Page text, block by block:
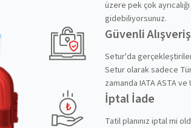
üzere pek çok
gidebiliyorsunuz.
Güvenli Alışveriş
Setur'da
Setur olarak sadece
zamanda IATA ASTA
İptal İade
Tatil planınız iptal mi